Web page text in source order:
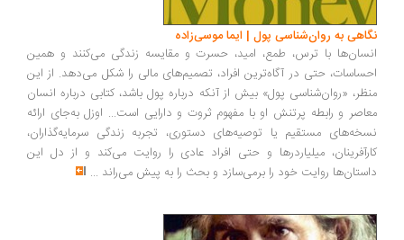
به روان‌شناسی پول | ایما موسی‌زاده
با ترس، طمع، امید، حسرت و مقایسه زندگی می‌کنند و همین
حتی در آگاه‌ترین افراد، تصمیم‌های مالی را شکل می‌دهد. از این
«روان‌شناسی پول» بیش از آنکه درباره پول باشد، کتابی درباره انسان
و رابطه پرتنش او با مفهوم ثروت و دارایی است... اوزل به‌جای ارائه
مستقیم یا توصیه‌های دستوری، تجربه زندگی سرمایه‌گذاران،
میلیاردرها و حتی افراد عادی را روایت می‌کند و از دل این
روایت خود را برمی‌سازد و بحث را به پیش می‌راند...